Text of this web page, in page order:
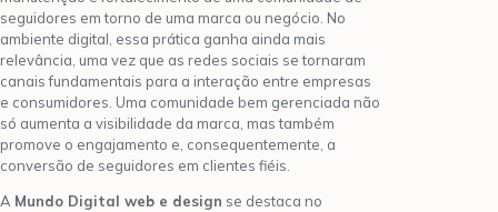
seguidores em torno de uma marca ou negócio. No
ambiente digital, essa prática ganha ainda mais
relevância, uma vez que as redes sociais se tornaram
canais fundamentais para a interação entre empresas
e consumidores. Uma comunidade bem gerenciada não
só aumenta a visibilidade da marca, mas também
promove o engajamento e, consequentemente, a
conversão de seguidores em clientes fiéis.
A Mundo Digital web e design se destaca no